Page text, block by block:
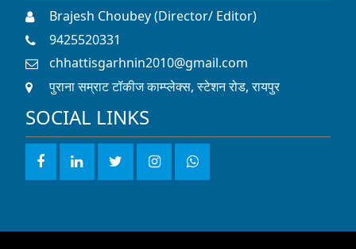
© 2022 CNIN News Network. All rights reserved.
Developed ByInclusion Web